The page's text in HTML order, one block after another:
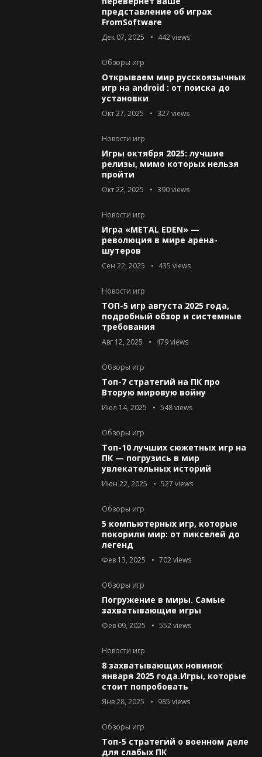
представление об играх
FromSoftware
Дек 07, 2025 442views
Обзоры игр
Открываем мир русскоязычных
игр на android : от поиска до
установки
Окт 27, 2025 327 views
Новости игр
Игры октября 2025: лучшие
релизы, мимо которых нельзя
пройти
Окт 22, 2025 390views
Новости игр
Игра «METAL EDEN» —
революция в мире арена-
шутеров
Сен 22, 2025 435 views
Новости игр
ТОП-5 игр августа 2025 года,
подробный обзор и системные
требования
Авг 12, 2025 479views
Обзоры игр
Топ-7 стратегий на ПК про
Вторую мировую войну
Июл 14, 2025 548views
Обзоры игр
Топ-10 лучших сюжетных игр на
ПК — погрузись в мир
увлекательных историй
Июн 22, 2025 527 views
Обзоры игр
5 компьютерных игр, которые
покорили мир: от пикселей до
легенд
Фев 13, 2025 702views
Обзоры игр
Погружение в миры. Самые
захватывающие игры
Фев 09, 2025 552views
Новости игр
8 захватывающих новинок
января 2025 года.Игры, которые
стоит попробовать
Янв 28, 2025 985 views
Обзоры игр
Топ-5 стратегий о военном деле
для слабых ПК